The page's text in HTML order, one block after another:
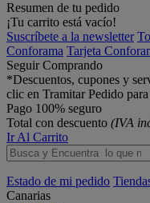
Resumen de tu pedido
¡Tu carrito está vacío!
Suscríbete a la newsletter
Conforama Tarjeta
Seguir Comprando
*Descuentos, cupones y
clic en Tramitar Pedido
Pago 100% seguro
Total con descuento (IVA
Ir Al Carrito
Estado de mi pedido
Canarias